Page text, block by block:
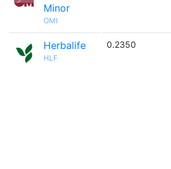
Minor
OMI
Herbalife
HLF
0.2350